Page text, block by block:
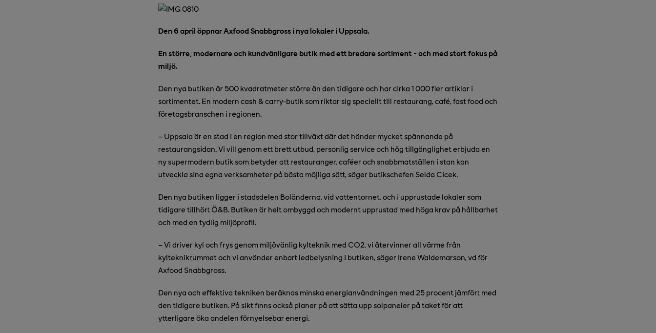
Den 6 april öppnar Axfood Snabbgross i nya lokaler i Uppsala.
En större, modernare och kundvänligare butik med ett bredare sortiment - och med stort fokus på
miljö.
Den nya butiken är 500 kvadratmeter större än den tidigare och har cirka 1 000 fler artiklar i
sortimentet. En modern cash & carry-butik som riktar sig speciellt till restaurang, café, fast food och
företagsbranschen i regionen.
– Uppsala är en stad i en region med stor tillväxt där det händer mycket spännande på
restaurangsidan. Vi vill genom ett brett utbud, personlig service och hög tillgänglighet erbjuda en
ny supermodern butik som betyder att restauranger, caféer och snabbmatställen i stan kan
utveckla sina egna verksamheter på bästa möjliga sätt, säger butikschefen Selda Cicek.
Den nya butiken ligger i stadsdelen Boländerna, vid vattentornet, och i upprustade lokaler som
tidigare tillhört Ö&B. Butiken är helt ombyggd och modernt upprustad med höga krav på hållbarhet
och med en tydlig miljöprofil.
– Vi driver kyl och frys genom miljövänlig kylteknik med CO2, vi återvinner all värme från
kylteknikrummet och vi använder enbart ledbelysning i butiken, säger Irene Waldemarson, vd för
Axfood Snabbgross.
Den nya och effektiva tekniken beräknas minska energianvändningen med 25 procent jämfört med
den tidigare butiken. På sikt finns också planer på att sätta upp solpaneler på taket för att
ytterligare öka andelen förnyelsebar energi.